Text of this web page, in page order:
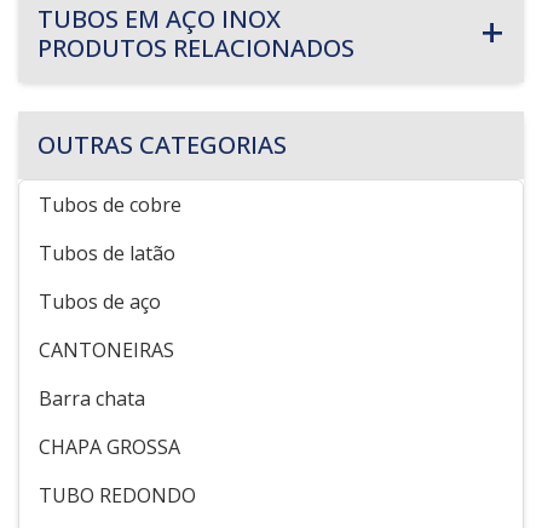
TUBOS EM AÇO INOX
PRODUTOS RELACIONADOS
OUTRAS CATEGORIAS
Tubos de cobre
Tubos de latão
Tubos de aço
CANTONEIRAS
Barra chata
CHAPA GROSSA
TUBO REDONDO